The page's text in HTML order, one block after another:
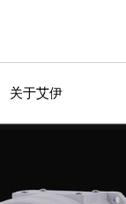
关于艾伊